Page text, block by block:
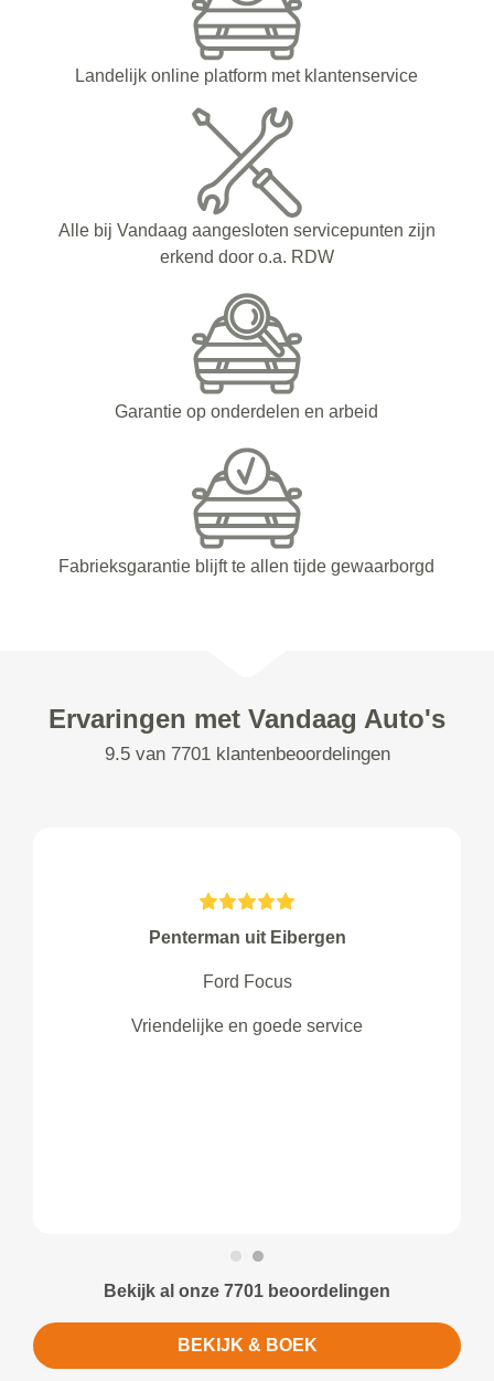
Landelijk online platform met klantenservice
Alle bij Vandaag aangesloten servicepunten zijn
erkend door o.a. RDW
Garantie op onderdelen en arbeid
Fabrieksgarantie blijft te allen tijde gewaarborgd
Ervaringen met Vandaag Auto's
9.5 van 7701 klantenbeoordelingen
Penterman uit Eibergen
Ford Focus
Vriendelijke en goede service
Bekijk al onze 7701 beoordelingen
BEKIJK & BOEK